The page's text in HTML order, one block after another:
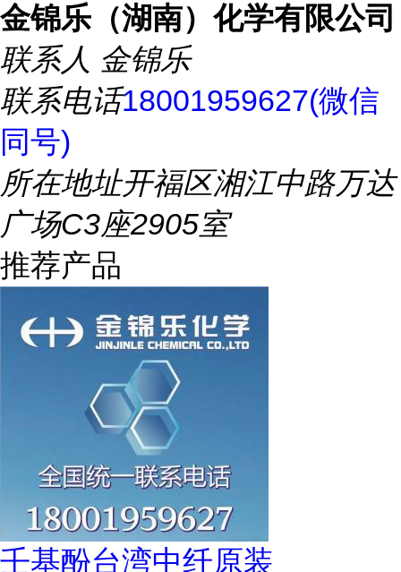
金锦乐（湖南）化学有限公司
联系人 金锦乐
联系电话18001959627(微信
同号)
所在地址开福区湘江中路万达
广场C3座2905室
推荐产品
壬基酚台湾中纤原装